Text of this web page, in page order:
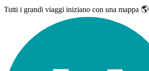
Tutti i grandi viaggi iniziano con una mappa 🌎